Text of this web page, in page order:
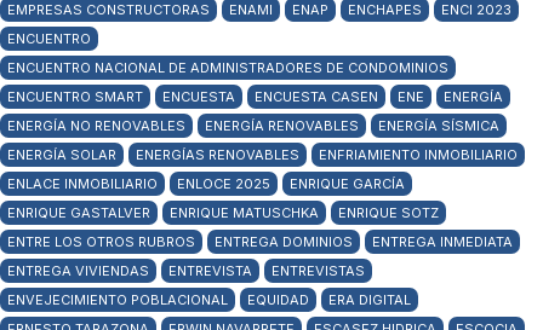
EMPRESAS CONSTRUCTORAS
ENAMI ENAP ENCHAPES
ENCI 2023
ENCUENTRO
ENCUENTRO NACIONAL DE ADMINISTRADORES DE CONDOMINIOS
ENCUENTRO SMART
ENCUESTA ENCUESTA CASEN ENE
ENERGÍA
ENERGÍA NO RENOVABLES
ENERGÍA RENOVABLES
ENERGÍA SÍSMICA
ENERGÍA SOLAR
ENERGÍAS RENOVABLES
ENFRIAMIENTO INMOBILIARIO
ENLACE INMOBILIARIO
ENLOCE 2025
ENRIQUE GARCÍA
ENRIQUE GASTALVER
ENRIQUE MATUSCHKA
ENRIQUE SOTZ
ENTRE LOS OTROS RUBROS
ENTREGA DOMINIOS
ENTREGA INMEDIATA
ENTREGA VIVIENDAS
ENTREVISTA
ENTREVISTAS
ENVEJECIMIENTO POBLACIONAL
EQUIDAD
ERA DIGITAL